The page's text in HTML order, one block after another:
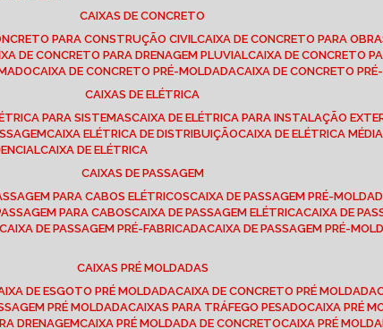
CAIXAS DE CONCRETO
PARA CONSTRUÇÃO CIVIL CAIXA DE CONCRETO PARA
DE CONCRETO PARA DRENAGEM PLUVIAL CAIXA DE CONCRETO
CAIXA DE CONCRETO PRÉ-MOLDADA CAIXA DE CONCRETO
CAIXAS DE ELÉTRICA
PARA SISTEMAS CAIXA DE ELÉTRICA PARA INSTALAÇÃO
CAIXA ELÉTRICA DE DISTRIBUIÇÃO CAIXA DE ELÉTRICA
CAIXA DE ELÉTRICA
CAIXAS DE PASSAGEM
PARA CABOS ELÉTRICOS CAIXA DE PASSAGEM PRÉ-
PARA CABOS CAIXA DE PASSAGEM ELÉTRICA CAIXA DE
CAIXA DE PASSAGEM PRÉ-FABRICADA CAIXA DE PASSAGEM PRÉ-
CAIXAS PRÉ MOLDADAS
DE ESGOTO PRÉ MOLDADA CAIXA DE CONCRETO PRÉ MOLDADA
PRÉ MOLDADA CAIXAS PARA TRÁFEGO PESADO CAIXA PRÉ
DRENAGEM CAIXA PRÉ MOLDADA DE CONCRETO CAIXA PRÉ